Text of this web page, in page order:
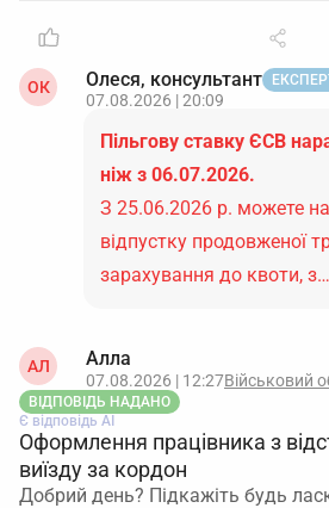
ОК Олеся, консультант
07.08.2026 | 20:09
Пільгову ставку ЄСВ
ніж з 06.07.2026.
З 25.06.2026 р. можете
відпустку продовженої
зарахування до квоти, з…
АЛ Алла
07.08.2026 | 12:27Військовий
ВІДПОВІДЬ НАДАНО
Є відповідь АІ
Оформлення працівника з
виїзду за кордон
Добрий день? Підкажіть будь